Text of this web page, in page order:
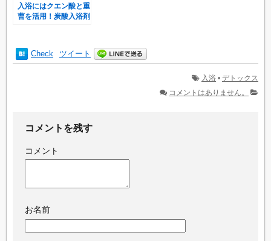
入浴にはクエン酸と重
曹を活用！炭酸入浴剤
Check ツイート
入浴 • デトックス
コメントはありません。
コメントを残す
コメント
お名前